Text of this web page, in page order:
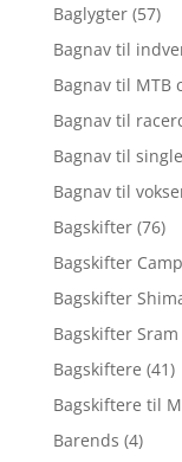
Baglygter (57)
Bagnav til
Bagnav til MTB
Bagnav til
Bagnav til
Bagnav til
Bagskifter (76)
Bagskifter
Bagskifter
Bagskifter Sram
Bagskiftere (41)
Bagskiftere til
Barends (4)